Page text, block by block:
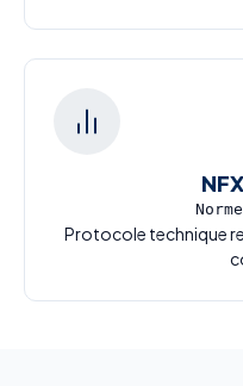
Protocole technique